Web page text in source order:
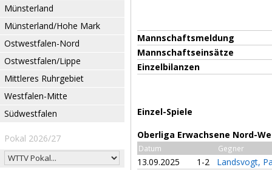
Münsterland
Münsterland/Hohe Mark
Ostwestfalen-Nord
Ostwestfalen/Lippe
Mittleres Ruhrgebiet
Westfalen-Mitte
Südwestfalen
Pokal 2026/27
Mannschaftsmeldung
Mannschaftseinsätze
Einzelbilanzen
Einzel-Spiele
Oberliga Erwachsene Nord-
Datum Gegner
13.09.2025 1-2
Landsvogt,